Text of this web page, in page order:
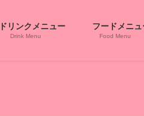
ドリンクメニュー
Drink Menu
フードメニュ
Food Menu